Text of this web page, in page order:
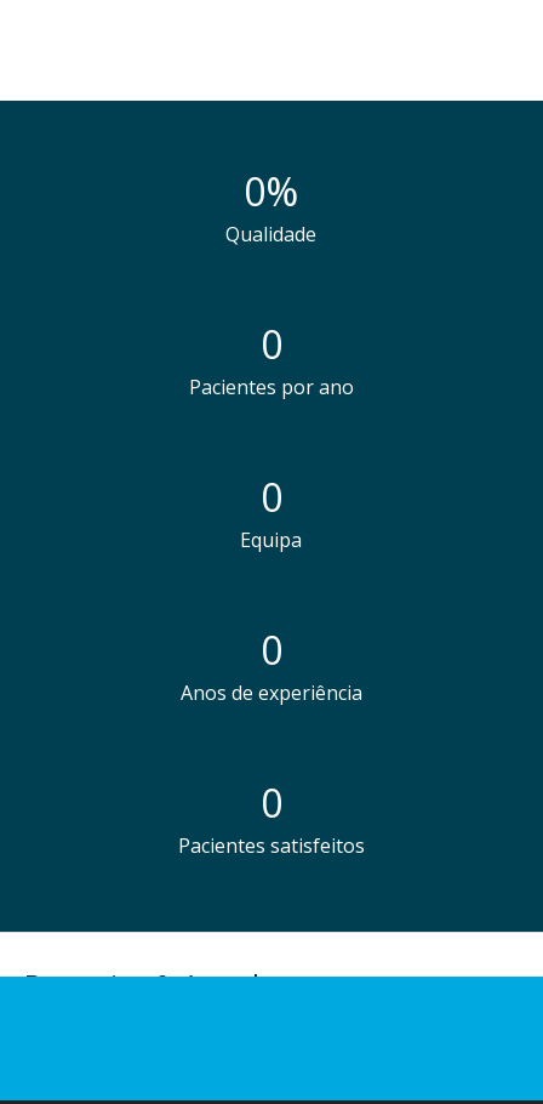
0%
Qualidade
0
Pacientes por ano
0
Equipa
0
Anos de experiência
0
Pacientes satisfeitos
Parcerias & Acordos